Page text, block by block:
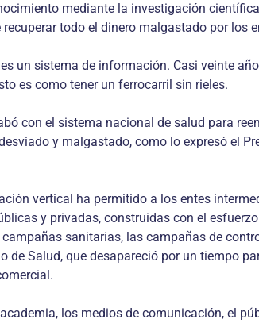
mediante la investigación
recuperar todo el dinero malgastado por
un sistema de información. Casi veinte
es como tener un ferrocarril sin rieles.
con el sistema nacional de salud para
y malgastado, como lo expresó el
vertical ha permitido a los entes
y privadas, construidas con el
sanitarias, las campañas de
de Salud, que desapareció por un tiempo
los medios de comunicación, el